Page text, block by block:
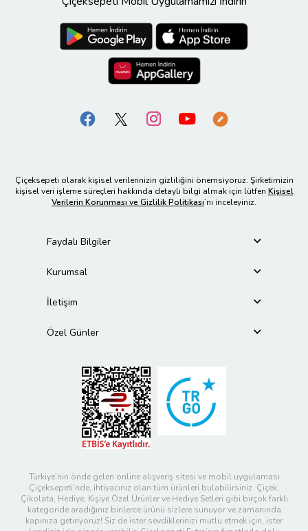
Çiçeksepeti olarak kişisel verilerinizin gizliliğini önemsiyoruz. Şirketimizin
kişisel veri işleme süreçleri hakkında detaylı bilgi almak için lütfen Kişisel
Verilerin Korunması ve Gizlilik Politikası’nı inceleyiniz.
Faydalı Bilgiler
Kurumsal
İletişim
Özel Günler
Türkiye’nin önde gelen online alışveriş sitesi ve mobil uygulaması
Çiçeksepeti’nde, ihtiyacınız olan tüm ürünleri bulabilirsiniz. Çiçek,
Çikolata, Hediye, Kişiye Özel Ürünler ve Hediye Setleri gibi birçok farklı
kategoride aradığınız binlerce ürünü sizlere sunuyor ve zamanında
kapınıza getiriyoruz! Siz de ister sevdiklerinizi mutlu etmek için, ister